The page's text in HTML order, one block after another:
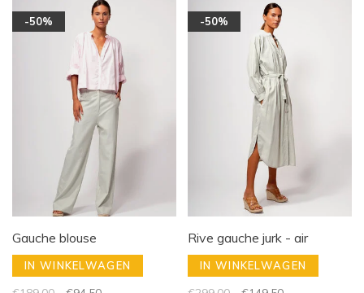
-50%
Gauche blouse
IN WINKELWAGEN
-50%
Rive gauche jurk - air
IN WINKELWAGEN